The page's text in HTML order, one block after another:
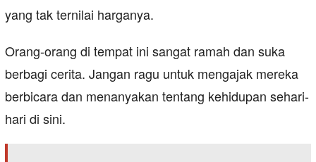
yang tak ternilai harganya.
Orang-orang di tempat ini sangat ramah dan suka
berbagi cerita. Jangan ragu untuk mengajak mereka
berbicara dan menanyakan tentang kehidupan sehari-
hari di sini.